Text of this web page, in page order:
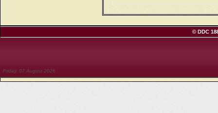
© DDC
Friday, 07 August 2026